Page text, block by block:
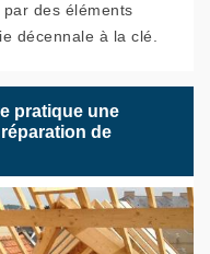
des éléments
décennale à la clé.
pratique une
de